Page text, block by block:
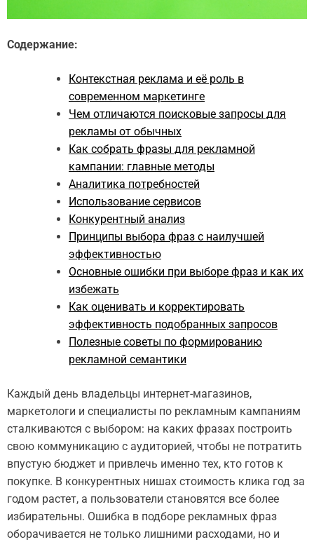
Содержание:
Контекстная реклама и её роль в
современном маркетинге
Чем отличаются поисковые запросы для
рекламы от обычных
Как собрать фразы для рекламной
кампании: главные методы
Аналитика потребностей
Использование сервисов
Конкурентный анализ
Принципы выбора фраз с наилучшей
эффективностью
Основные ошибки при выборе фраз и как их
избежать
Как оценивать и корректировать
эффективность подобранных запросов
Полезные советы по формированию
рекламной семантики
Каждый день владельцы интернет-магазинов,
маркетологи и специалисты по рекламным кампаниям
сталкиваются с выбором: на каких фразах построить
свою коммуникацию с аудиторией, чтобы не потратить
впустую бюджет и привлечь именно тех, кто готов к
покупке. В конкурентных нишах стоимость клика год за
годом растет, а пользователи становятся все более
избирательны. Ошибка в подборе рекламных фраз
оборачивается не только лишними расходами, но и